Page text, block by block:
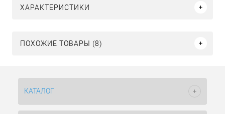
ХАРАКТЕРИСТИКИ
ПОХОЖИЕ ТОВАРЫ (8)
КАТАЛОГ